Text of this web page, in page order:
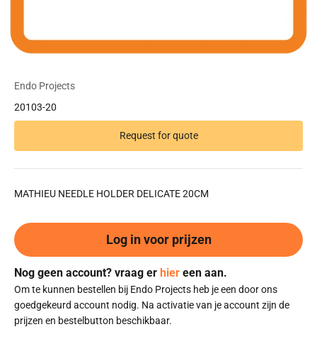
Endo Projects
20103-20
Request for quote
MATHIEU NEEDLE HOLDER DELICATE 20CM
Log in voor prijzen
Nog geen account? vraag er hier een aan.
Om te kunnen bestellen bij Endo Projects heb je een door ons
goedgekeurd account nodig. Na activatie van je account zijn de
prijzen en bestelbutton beschikbaar.